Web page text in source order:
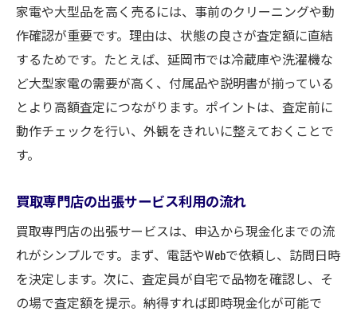
家電や大型品を高く売るには、事前のクリーニングや動
作確認が重要です。理由は、状態の良さが査定額に直結
するためです。たとえば、延岡市では冷蔵庫や洗濯機な
ど大型家電の需要が高く、付属品や説明書が揃っている
とより高額査定につながります。ポイントは、査定前に
動作チェックを行い、外観をきれいに整えておくことで
す。
買取専門店の出張サービス利用の流れ
買取専門店の出張サービスは、申込から現金化までの流
れがシンプルです。まず、電話やWebで依頼し、訪問日時
を決定します。次に、査定員が自宅で品物を確認し、そ
の場で査定額を提示。納得すれば即時現金化が可能で